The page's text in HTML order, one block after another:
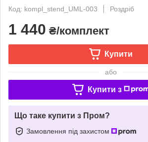
Код: kompl_stend_UML-003
Роздріб
1 440 ₴/комплект
Купити
або
Купити з
Що таке купити з Пром?
Замовлення під захистом